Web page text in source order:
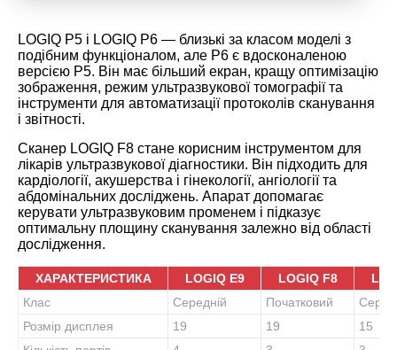
LOGIQ P5 і LOGIQ P6 — близькі за класом моделі з
подібним функціоналом, але P6 є вдосконаленою
версією P5. Він має більший екран, кращу оптимізацію
зображення, режим ультразвукової томографії та
інструменти для автоматизації протоколів сканування
і звітності.
Сканер LOGIQ F8 стане корисним інструментом для
лікарів ультразвукової діагностики. Він підходить для
кардіології, акушерства і гінекології, ангіології та
абдомінальних досліджень. Апарат допомагає
керувати ультразвуковим променем і підказує
оптимальну площину сканування залежно від області
дослідження.
ХАРАКТЕРИСТИКА LOGIQ E9 LOGIQ F8
Клас
Середній Початковий
Розмір дисплея
19 19
15